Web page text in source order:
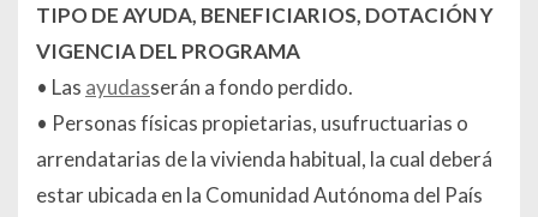
TIPO DE AYUDA, BENEFICIARIOS, DOTACIÓN Y
VIGENCIA DEL PROGRAMA
• Las ayudasserán a fondo perdido.
• Personas físicas propietarias, usufructuarias o
arrendatarias de la vivienda habitual, la cual deberá
estar ubicada en la Comunidad Autónoma del País